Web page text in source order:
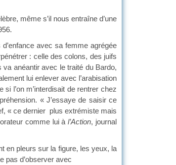
même s’il nous entraîne d’une
avec sa femme agrégée
: celle des colons, des juifs
anéantir avec le traité du Bardo,
lui enlever avec l’arabisation
l’on m’interdisait de rentrer chez
« J’essaye de saisir ce
« ce dernier plus extrémiste mais
comme lui àl’Action, journal
pleurs sur la figure, les yeux, la
pas d’observer avec